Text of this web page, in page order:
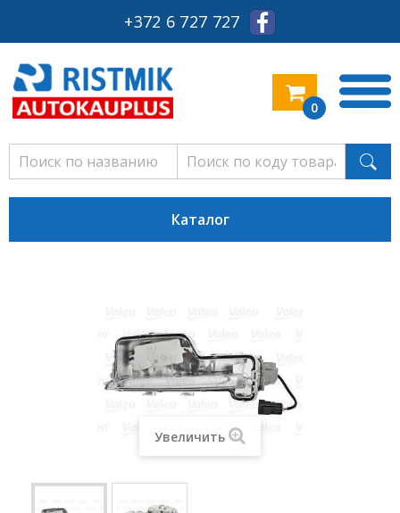
+372 6 727 727
0
Каталог
Увеличить